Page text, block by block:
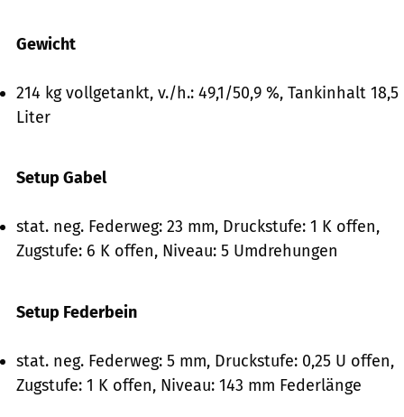
Gewicht
214 kg vollgetankt, v./h.: 49,1/50,9 %, Tankinhalt 18,5
Liter
Setup Gabel
stat. neg. Federweg: 23 mm, Druckstufe: 1 K offen,
Zugstufe: 6 K offen, Niveau: 5 Umdrehungen
Setup Federbein
stat. neg. Federweg: 5 mm, Druckstufe: 0,25 U offen,
Zugstufe: 1 K offen, Niveau: 143 mm Federlänge